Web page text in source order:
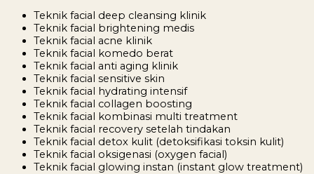
Teknik facial deep cleansing klinik
Teknik facial brightening medis
Teknik facial acne klinik
Teknik facial komedo berat
Teknik facial anti aging klinik
Teknik facial sensitive skin
Teknik facial hydrating intensif
Teknik facial collagen boosting
Teknik facial kombinasi multi treatment
Teknik facial recovery setelah tindakan
Teknik facial detox kulit (detoksifikasi toksin kulit)
Teknik facial oksigenasi (oxygen facial)
Teknik facial glowing instan (instant glow treatment)